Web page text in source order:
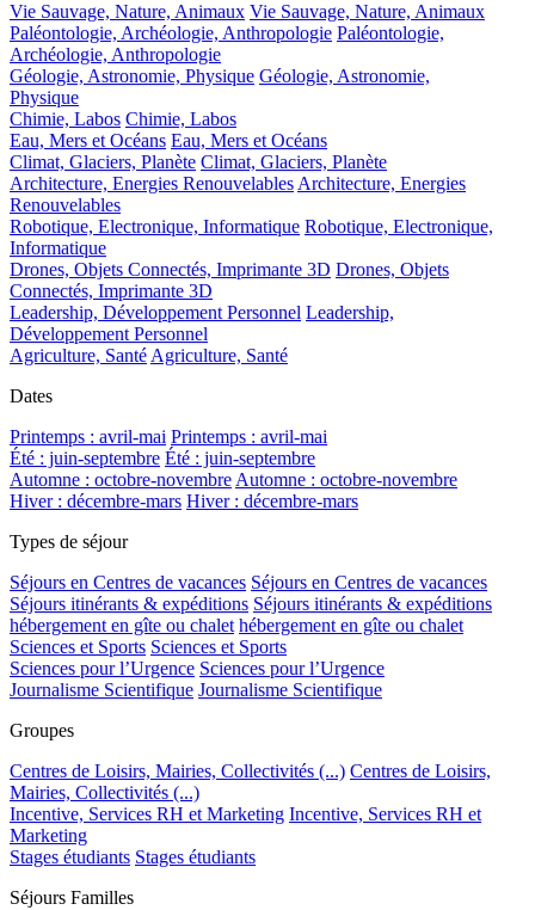
Vie Sauvage, Nature, Animaux Vie Sauvage, Nature, Animaux
Paléontologie, Archéologie, Anthropologie Paléontologie,
Archéologie, Anthropologie
Géologie, Astronomie, Physique Géologie, Astronomie,
Physique
Chimie, Labos Chimie, Labos
Eau, Mers et Océans Eau, Mers et Océans
Climat, Glaciers, Planète Climat, Glaciers, Planète
Architecture, Energies RenouvelablesArchitecture, Energies
Renouvelables
Robotique, Electronique, Informatique Robotique, Electronique,
Informatique
Drones, Objets Connectés, Imprimante 3D Drones, Objets
Connectés, Imprimante 3D
Leadership, Développement Personnel Leadership,
Développement Personnel
Agriculture, SantéAgriculture, Santé
Dates
Printemps : avril-mai Printemps : avril-mai
Été : juin-septembre Été : juin-septembre
Automne : octobre-novembreAutomne : octobre-novembre
Hiver : décembre-mars Hiver : décembre-mars
Types de séjour
Séjours en Centres de vacances Séjours en Centres de vacances
Séjours itinérants & expéditions Séjours itinérants & expéditions
hébergement en gîte ou chalet hébergement en gîte ou chalet
Sciences et Sports Sciences et Sports
Sciences pour l’Urgence Sciences pour l’Urgence
Journalisme Scientifique Journalisme Scientifique
Groupes
Centres de Loisirs, Mairies, Collectivités (...) Centres de Loisirs,
Mairies, Collectivités (...)
Incentive, Services RH et Marketing Incentive, Services RH et
Marketing
Stages étudiants Stages étudiants
Séjours Familles